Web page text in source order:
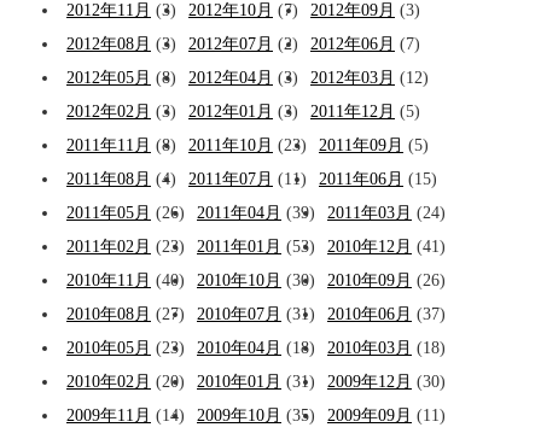
2012年11月 (3) 2012年10月 (7) 2012年09月 (3)
2012年08月 (3) 2012年07月 (2) 2012年06月 (7)
2012年05月 (8) 2012年04月 (3) 2012年03月 (12)
2012年02月 (3) 2012年01月 (3) 2011年12月 (5)
2011年11月 (8) 2011年10月 (23) 2011年09月 (5)
2011年08月 (4) 2011年07月 (11) 2011年06月 (15)
2011年05月 (26) 2011年04月 (39) 2011年03月 (24)
2011年02月 (23) 2011年01月 (53) 2010年12月 (41)
2010年11月 (40) 2010年10月 (30) 2010年09月 (26)
2010年08月 (27) 2010年07月 (31) 2010年06月 (37)
2010年05月 (23) 2010年04月 (18) 2010年03月 (18)
2010年02月 (20) 2010年01月 (31) 2009年12月 (30)
2009年11月 (14) 2009年10月 (35) 2009年09月 (11)